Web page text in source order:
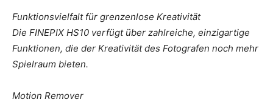
Funktionsvielfalt für grenzenlose Kreativität
Die FINEPIX HS10 verfügt über zahlreiche, einzigartige
Funktionen, die der Kreativität des Fotografen noch mehr
Spielraum bieten.
Motion Remover